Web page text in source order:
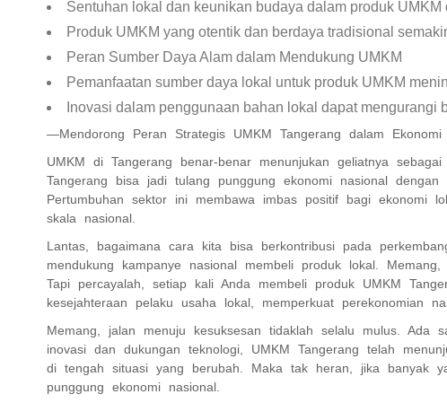
Sentuhan lokal dan keunikan budaya dalam produk
Produk UMKM yang otentik dan berdaya tradisional
Peran Sumber Daya Alam dalam Mendukung UMKM
Pemanfaatan sumber daya lokal untuk produk UMKM
Inovasi dalam penggunaan bahan lokal dapat
—Mendorong Peran Strategis UMKM Tangerang dalam Ekonomi
UMKM di Tangerang benar-benar menunjukan geliatnya
Tangerang bisa jadi tulang punggung ekonomi nasional
Pertumbuhan sektor ini membawa imbas positif bagi ekonomi
skala nasional.
Lantas, bagaimana cara kita bisa berkontribusi pada
mendukung kampanye nasional membeli produk lokal.
Tapi percayalah, setiap kali Anda membeli produk UMKM
kesejahteraan pelaku usaha lokal, memperkuat perekonomian
Memang, jalan menuju kesuksesan tidaklah selalu mulus. Ada
inovasi dan dukungan teknologi, UMKM Tangerang telah
di tengah situasi yang berubah. Maka tak heran, jika banyak
punggung ekonomi nasional.